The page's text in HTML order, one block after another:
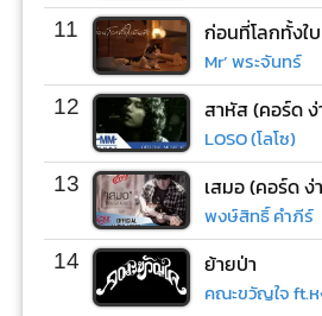
11
Mr’ พระจันทร์
12 สาหัส (คอร์ด
LOSO (โลโซ)
13 เสมอ (คอร์ด ง่
พงษ์สิทธิ์ คำภีร์
14 ย้ายป่า
คณะขวัญใจ ft.ห